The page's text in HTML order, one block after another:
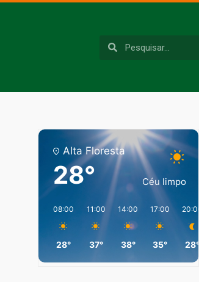
Alta Floresta
28° Céu limpo
08:00
28°
11:00
37°
14:00
38°
17:00
35°
20:00
28°